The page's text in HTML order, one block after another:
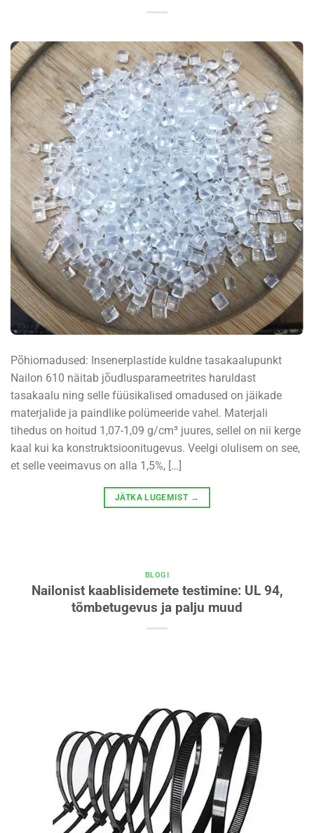
Põhiomadused: Insenerplastide kuldne tasakaalupunkt
Nailon 610 näitab jõudlusparameetrites haruldast
tasakaalu ning selle füüsikalised omadused on jäikade
materjalide ja paindlike polümeeride vahel. Materjali
tihedus on hoitud 1,07-1,09 g/cm³ juures, sellel on nii kerge
kaal kui ka konstruktsioonitugevus. Veelgi olulisem on see,
et selle veeimavus on alla 1,5%, […]
JÄTKA LUGEMIST →
BLOGI
Nailonist kaablisidemete testimine: UL 94,
tõmbetugevus ja palju muud